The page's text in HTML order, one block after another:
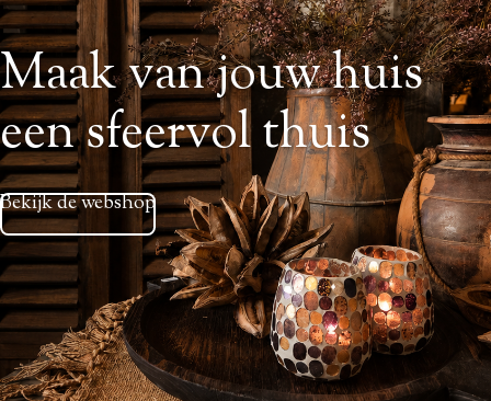
Maak van jouw huis
een sfeervol thuis
Bekijk de webshop